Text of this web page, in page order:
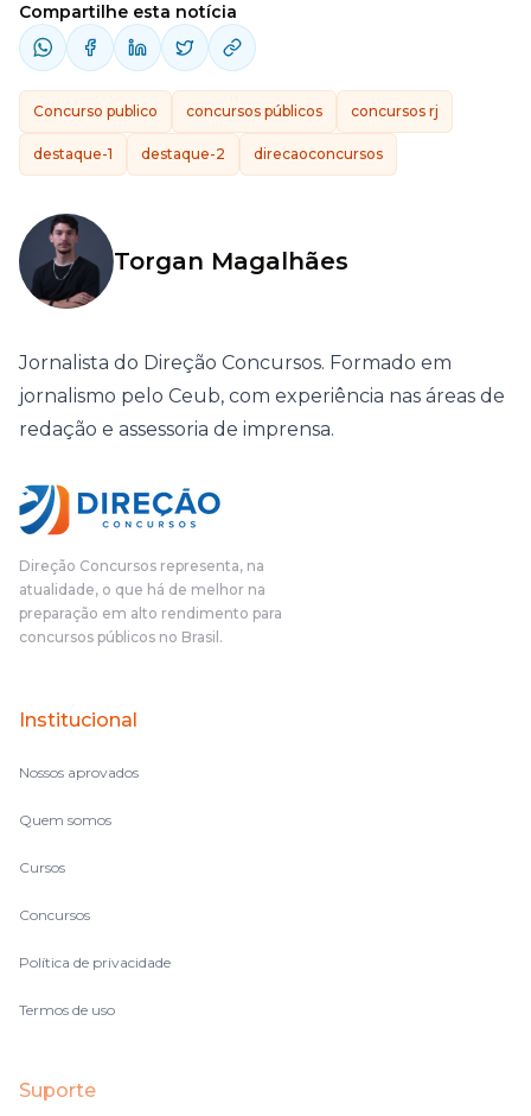
Compartilhe esta notícia
Concurso publico concursos públicos concursos rj
destaque-1 destaque-2 direcaoconcursos
Torgan Magalhães
Jornalista do Direção Concursos. Formado em
jornalismo pelo Ceub, com experiência nas áreas de
redação e assessoria de imprensa.
Direção Concursos representa, na
atualidade, o que há de melhor na
preparação em alto rendimento para
concursos públicos no Brasil.
Institucional
Nossos aprovados
Quem somos
Cursos
Concursos
Política de privacidade
Termos de uso
Suporte